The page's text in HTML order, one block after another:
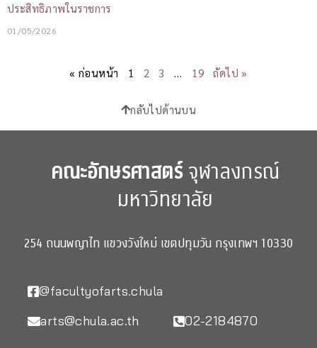
ประสิทธิภาพในราชการ
01/05/2026
« ก่อนหน้า 1 2 3 … 19 ถัดไป »
กลับไปด้านบน
คณะอักษรศาสตร์จุฬาลงกรณ์
มหาวิทยาลัย
254 ถนนพญาไท แขวงวังใหม่ เขตปทุมวัน กรุงเทพฯ 10330
@facultyofarts.chula
arts@chula.ac.th
02-2184870